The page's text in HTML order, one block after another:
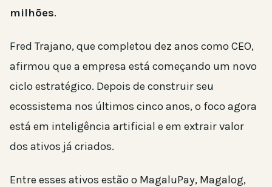
milhões.
Fred Trajano, que completou dez anos como CEO,
afirmou que a empresa está começando um novo
ciclo estratégico. Depois de construir seu
ecossistema nos últimos cinco anos, o foco agora
está em inteligência artificial e em extrair valor
dos ativos já criados.
Entre esses ativos estão o MagaluPay, Magalog,